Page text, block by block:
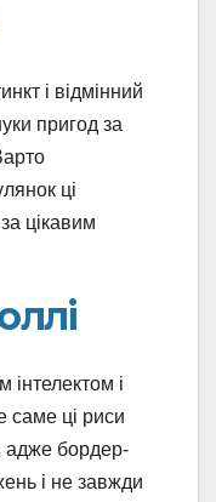
і відмінний
пригод за
ці
цікавим
і
саме ці риси
адже бордер-
і не завжди